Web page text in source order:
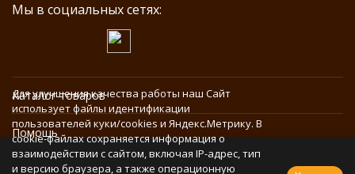
Мы в социальных сетях:
Каталог товаров
Помощь
Информация
Для улучшения качества работы наш Сайт
использует файлы идентификации
пользователей куки/cookies и Яндекс.Метрику. В
cookie-файлах сохраняется информация о
взаимодействии с сайтом, включая IP-адрес, тип
и версию браузера, а также операционную